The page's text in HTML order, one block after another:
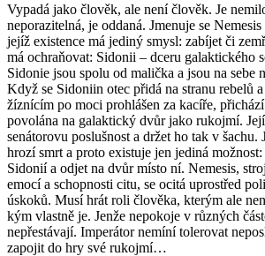
Vypadá jako člověk, ale není člověk. Je
neporazitelná, je oddaná. Jmenuje se
jejíž existence má jediný smysl: zabíjet či
má ochraňovat: Sidonii – dceru galaktického
Sidonie jsou spolu od malička a jsou na sebe
Když se Sidoniin otec přidá na stranu rebelů
žíznícím po moci prohlášen za kacíře,
povolána na galaktický dvůr jako rukojmí.
senátorovu poslušnost a držet ho tak v šachu.
hrozí smrt a proto existuje jen jediná možnost:
Sidonií a odjet na dvůr místo ní. Nemesis,
emocí a schopnosti citu, se ocitá uprostřed
úskoků. Musí hrát roli člověka, kterým ale
kým vlastně je. Jenže nepokoje v různých
nepřestávají. Imperátor nemíní tolerovat
zapojit do hry své rukojmí…